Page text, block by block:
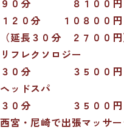
９０分 ８１００円
１２０分 １０８００円
（延長３０分 ２７００円
リフレクソロジー
３０分 ３５００円
ヘッドスパ
３０分 ３５００円
西宮・尼崎で出張マッサ